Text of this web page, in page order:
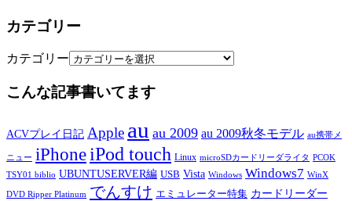
カテゴリー
カテゴリー
こんな記事書いてます
ACVプレイ日記 Apple au au 2009 au 2009秋冬モデル au携帯メ
ニュー iPhoneiPod touch Linux microSDカードリーダライタ PCOK
TSY01 biblio UBUNTUSERVER編 USB Vista Windows Windows7 WinX
DVD Ripper Platinum でんすけ エミュレーター特集 カードリーダー